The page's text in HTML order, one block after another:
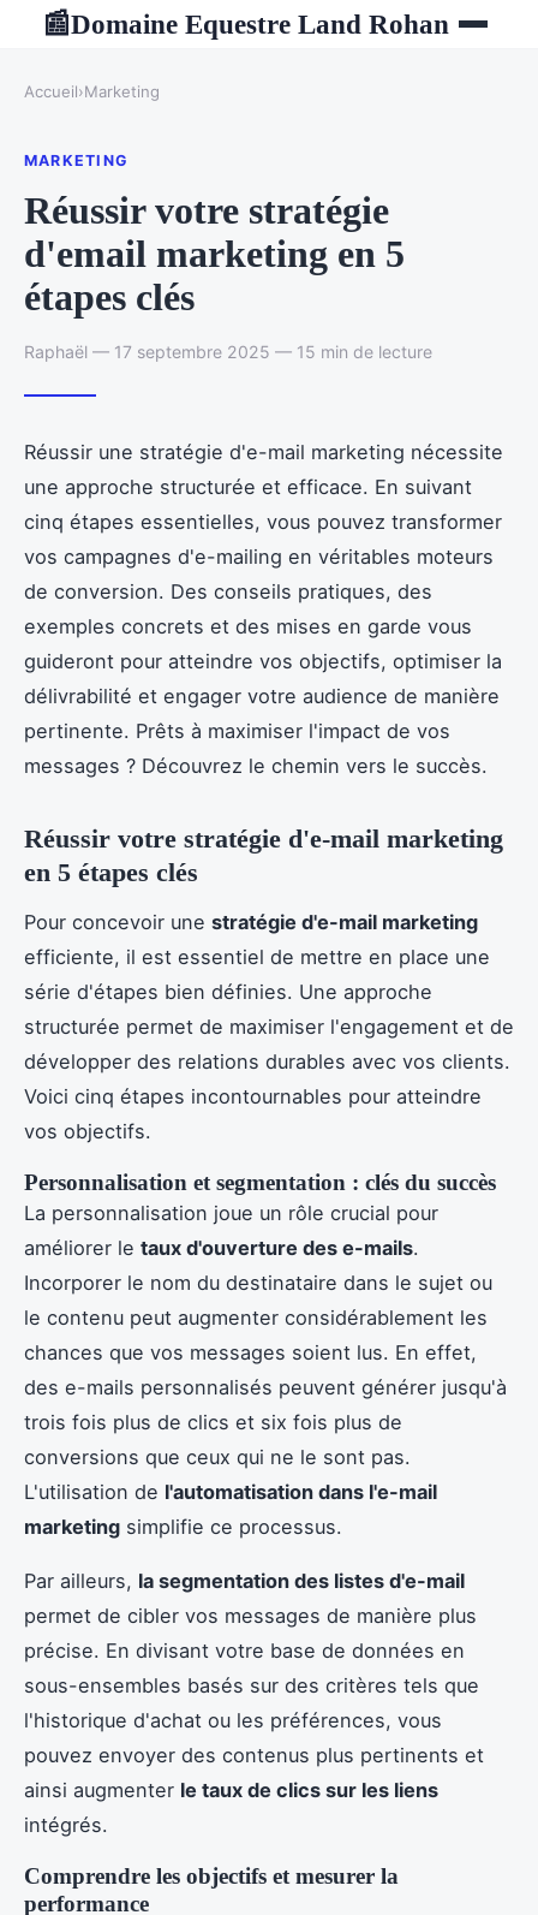
📰Domaine Equestre Land Rohan
Accueil›Marketing
MARKETING
Réussir votre stratégie
d'email marketing en 5
étapes clés
Raphaël — 17 septembre 2025 — 15 min de lecture
Réussir une stratégie d'e-mail marketing nécessite
une approche structurée et efficace. En suivant
cinq étapes essentielles, vous pouvez transformer
vos campagnes d'e-mailing en véritables moteurs
de conversion. Des conseils pratiques, des
exemples concrets et des mises en garde vous
guideront pour atteindre vos objectifs, optimiser la
délivrabilité et engager votre audience de manière
pertinente. Prêts à maximiser l'impact de vos
messages ? Découvrez le chemin vers le succès.
Réussir votre stratégie d'e-mail marketing
en 5 étapes clés
Pour concevoir une stratégie d'e-mail marketing
efficiente, il est essentiel de mettre en place une
série d'étapes bien définies. Une approche
structurée permet de maximiser l'engagement et de
développer des relations durables avec vos clients.
Voici cinq étapes incontournables pour atteindre
vos objectifs.
Personnalisation et segmentation : clés du succès
La personnalisation joue un rôle crucial pour
améliorer le taux d'ouverture des e-mails.
Incorporer le nom du destinataire dans le sujet ou
le contenu peut augmenter considérablement les
chances que vos messages soient lus. En effet,
des e-mails personnalisés peuvent générer jusqu'à
trois fois plus de clics et six fois plus de
conversions que ceux qui ne le sont pas.
L'utilisation de l'automatisation dans l'e-mail
marketing simplifie ce processus.
Par ailleurs, la segmentation des listes d'e-mail
permet de cibler vos messages de manière plus
précise. En divisant votre base de données en
sous-ensembles basés sur des critères tels que
l'historique d'achat ou les préférences, vous
pouvez envoyer des contenus plus pertinents et
ainsi augmenter le taux de clics sur les liens
intégrés.
Comprendre les objectifs et mesurer la
performance